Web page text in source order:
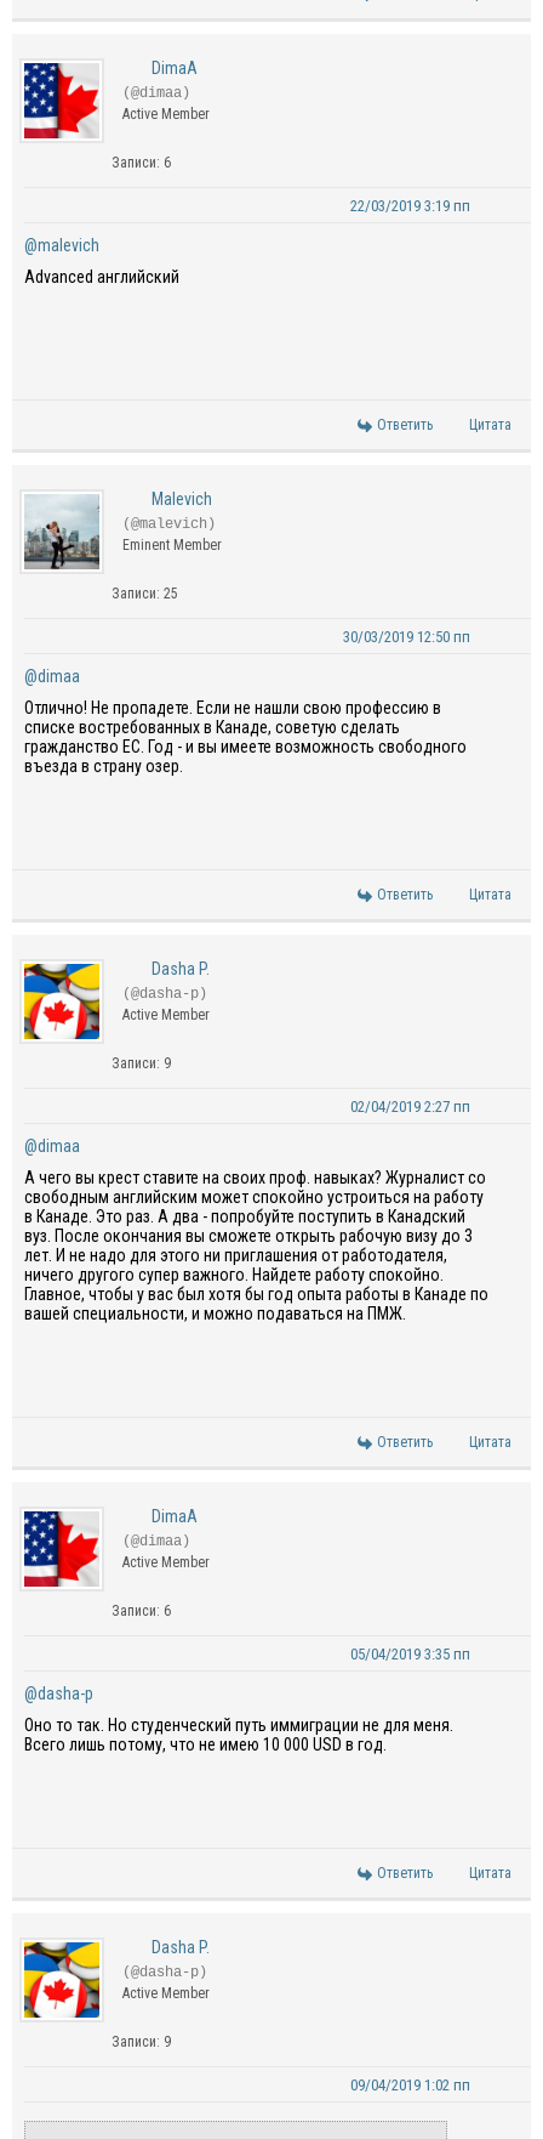
DimaA
(@dimaa)
Active Member
Записи: 6
22/03/2019 3:19 пп
@malevich
Advanced английский
Ответить Цитата
Malevich
(@malevich)
Eminent Member
Записи: 25
30/03/2019 12:50 пп
@dimaa
Отлично! Не пропадете. Если не нашли свою профессию в
списке востребованных в Канаде, советую сделать
гражданство ЕС. Год - и вы имеете возможность свободного
въезда в страну озер.
Ответить Цитата
Dasha P.
(@dasha-p)
Active Member
Записи: 9
02/04/2019 2:27 пп
@dimaa
А чего вы крест ставите на своих проф. навыках? Журналист со
свободным английским может спокойно устроиться на работу
в Канаде. Это раз. А два - попробуйте поступить в Канадский
вуз. После окончания вы сможете открыть рабочую визу до 3
лет. И не надо для этого ни приглашения от работодателя,
ничего другого супер важного. Найдете работу спокойно.
Главное, чтобы у вас был хотя бы год опыта работы в Канаде по
вашей специальности, и можно подаваться на ПМЖ.
Ответить Цитата
DimaA
(@dimaa)
Active Member
Записи: 6
05/04/2019 3:35 пп
@dasha-p
Оно то так. Но студенческий путь иммиграции не для меня.
Всего лишь потому, что не имею 10 000 USD в год.
Ответить Цитата
Dasha P.
(@dasha-p)
Active Member
Записи: 9
09/04/2019 1:02 пп